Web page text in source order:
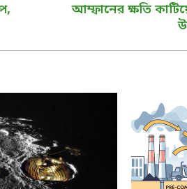
আম্ফানের ক্ষতি